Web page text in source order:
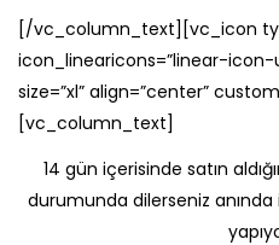
[/vc_column_text][vc_icon
icon_linearicons=”linear-icon-
size=”xl” align=”center”
[vc_column_text]
14 gün içerisinde satın
durumunda dilerseniz